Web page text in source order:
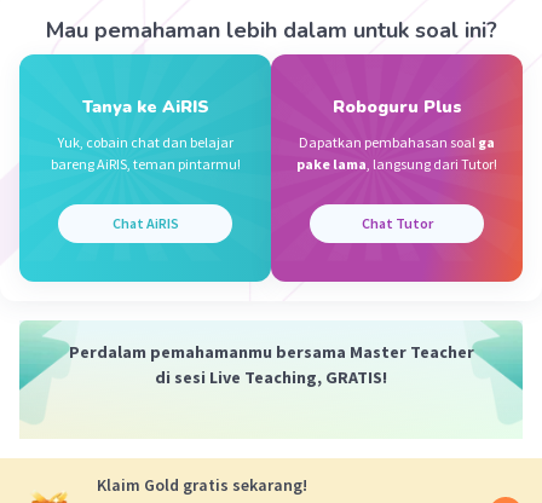
Iklan
Mau pemahaman lebih dalam untuk soal ini?
Tanya ke AiRIS
Yuk, cobain chat dan belajar
bareng AiRIS, teman pintarmu!
Chat AiRIS
Roboguru Plus
Dapatkan pembahasan soal ga
pake lama, langsung dari Tutor!
Chat Tutor
Perdalam pemahamanmu bersama Master Teacher
di sesi Live Teaching, GRATIS!
Klaim Gold gratis sekarang!